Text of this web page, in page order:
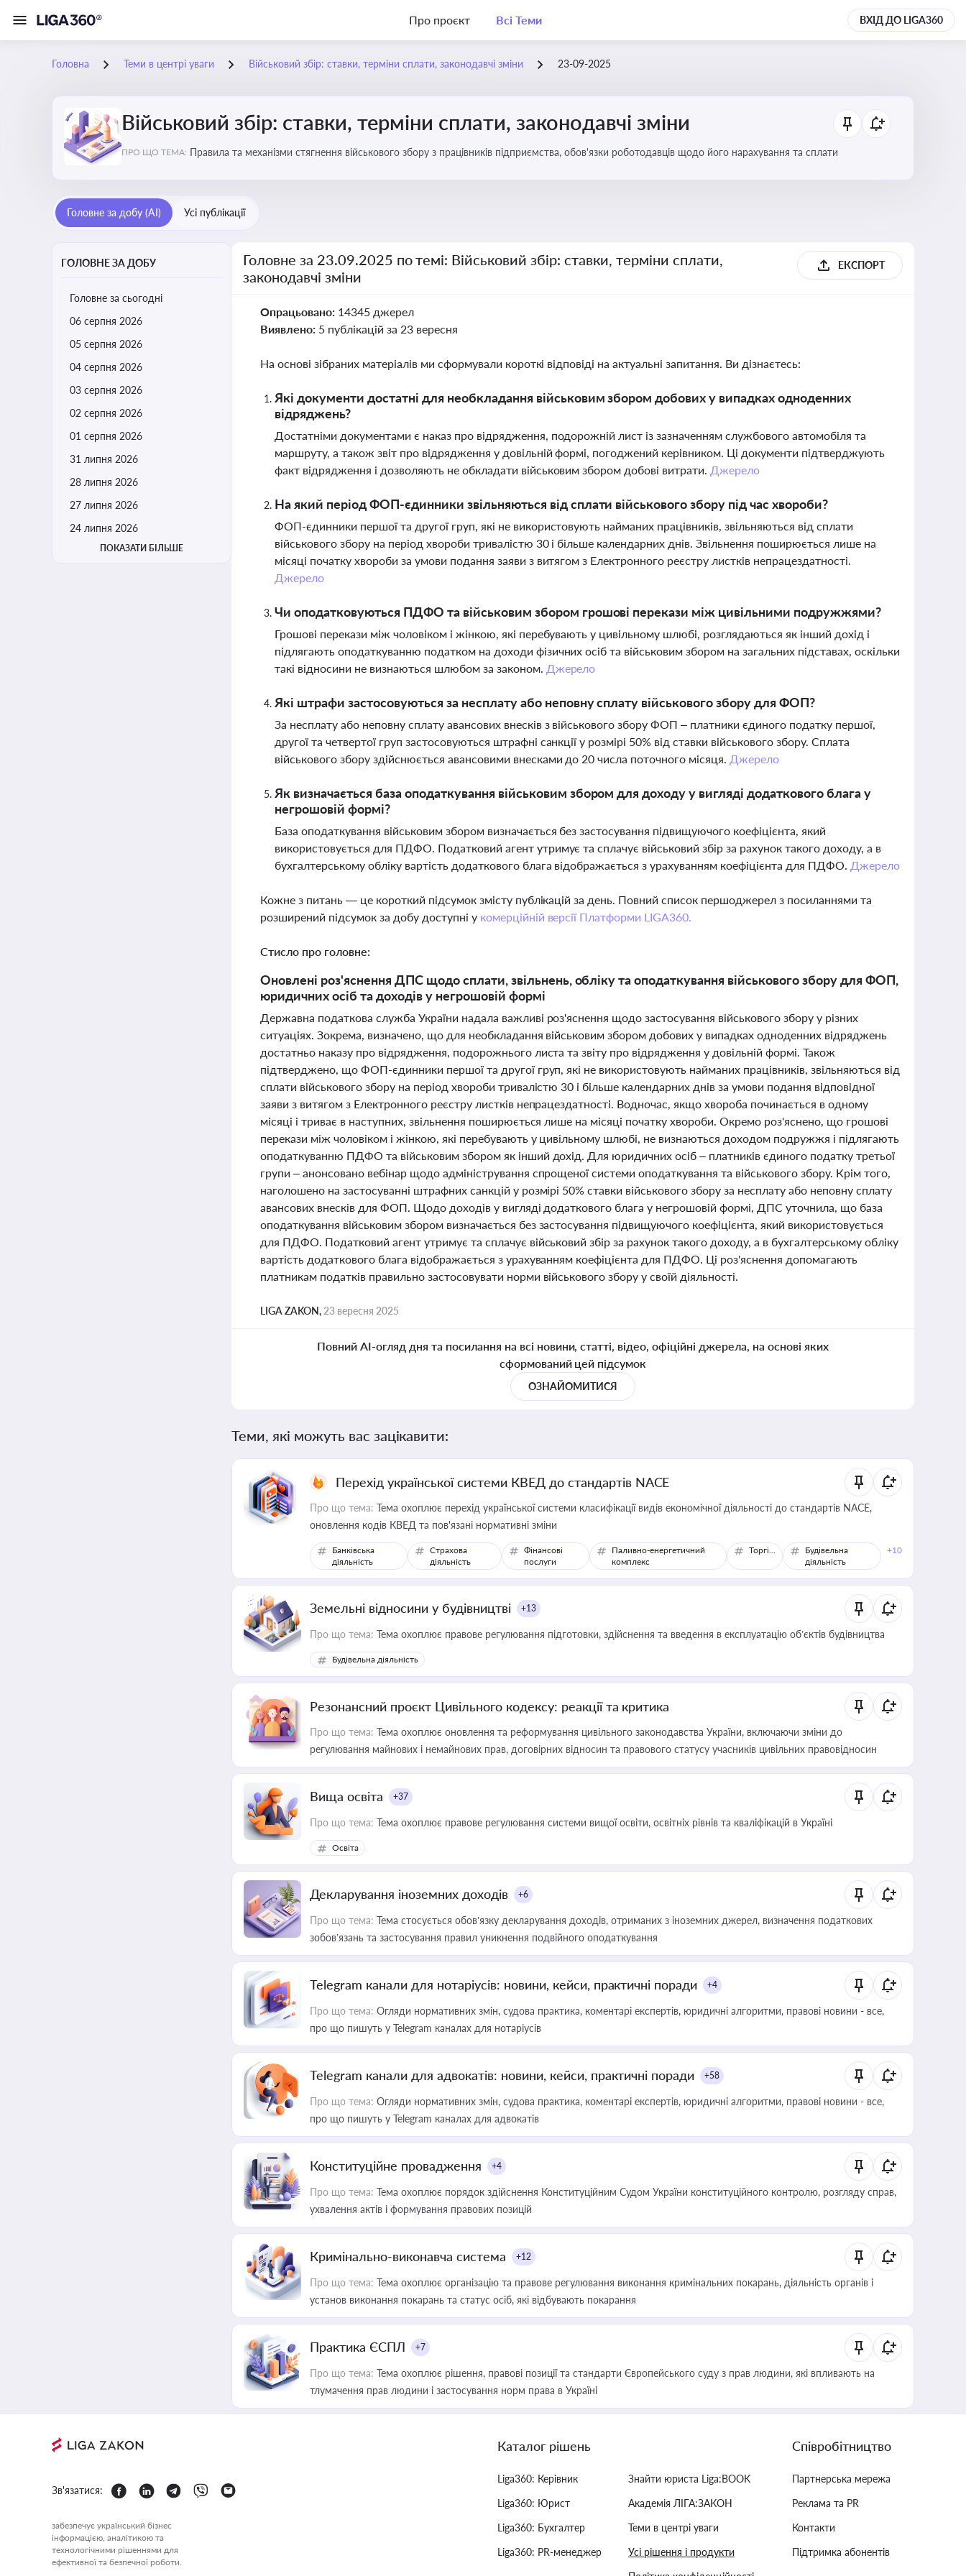
Про проєкт Всі Теми ВХІД ДО LIGA360
Головна Теми в центрі уваги Військовий збір: ставки, терміни сплати, законодавчі зміни 23-09-2025
Військовий збір: ставки, терміни сплати, законодавчі зміни
ПРО ЩО ТЕМА: Правила та механізми стягнення військового збору з працівників підприємства, обов'язки роботодавців щодо його нарахування та сплати
Головне за добу (AI) Усі публікації
ГОЛОВНЕ ЗА ДОБУ
Головне за сьогодні
06 серпня 2026
05 серпня 2026
04 серпня 2026
03 серпня 2026
02 серпня 2026
01 серпня 2026
31 липня 2026
28 липня 2026
27 липня 2026
24 липня 2026
ПОКАЗАТИ БІЛЬШЕ
Головне за 23.09.2025 по темі: Військовий збір: ставки, терміни сплати,
законодавчі зміни
ЕКСПОРТ
Опрацьовано: 14345 джерел
Виявлено: 5 публікацій за 23 вересня
На основі зібраних матеріалів ми сформували короткі відповіді на актуальні запитання. Ви дізнаєтесь:
Які документи достатні для необкладання військовим збором добових у випадках одноденних
відряджень?
Достатніми документами є наказ про відрядження, подорожній лист із зазначенням службового автомобіля та
маршруту, а також звіт про відрядження у довільній формі, погоджений керівником. Ці документи підтверджують
факт відрядження і дозволяють не обкладати військовим збором добові витрати. Джерело
На який період ФОП-єдинники звільняються від сплати військового збору під час хвороби?
ФОП-єдинники першої та другої груп, які не використовують найманих працівників, звільняються від сплати
військового збору на період хвороби тривалістю 30 і більше календарних днів. Звільнення поширюється лише на
місяці початку хвороби за умови подання заяви з витягом з Електронного реєстру листків непрацездатності.
Джерело
Чи оподатковуються ПДФО та військовим збором грошові перекази між цивільними подружжями?
Грошові перекази між чоловіком і жінкою, які перебувають у цивільному шлюбі, розглядаються як інший дохід і
підлягають оподаткуванню податком на доходи фізичних осіб та військовим збором на загальних підставах, оскільки
такі відносини не визнаються шлюбом за законом. Джерело
Які штрафи застосовуються за несплату або неповну сплату військового збору для ФОП?
За несплату або неповну сплату авансових внесків з військового збору ФОП – платники єдиного податку першої,
другої та четвертої груп застосовуються штрафні санкції у розмірі 50% від ставки військового збору. Сплата
військового збору здійснюється авансовими внесками до 20 числа поточного місяця. Джерело
Як визначається база оподаткування військовим збором для доходу у вигляді додаткового блага у
негрошовій формі?
База оподаткування військовим збором визначається без застосування підвищуючого коефіцієнта, який
використовується для ПДФО. Податковий агент утримує та сплачує військовий збір за рахунок такого доходу, а в
бухгалтерському обліку вартість додаткового блага відображається з урахуванням коефіцієнта для ПДФО. Джерело
Кожне з питань — це короткий підсумок змісту публікацій за день. Повний список першоджерел з посиланнями та
розширений підсумок за добу доступні у комерційній версії Платформи LIGA360.
Стисло про головне:
Оновлені роз'яснення ДПС щодо сплати, звільнень, обліку та оподаткування військового збору для ФОП,
юридичних осіб та доходів у негрошовій формі
Державна податкова служба України надала важливі роз'яснення щодо застосування військового збору у різних
ситуаціях. Зокрема, визначено, що для необкладання військовим збором добових у випадках одноденних відряджень
достатньо наказу про відрядження, подорожнього листа та звіту про відрядження у довільній формі. Також
підтверджено, що ФОП-єдинники першої та другої груп, які не використовують найманих працівників, звільняються від
сплати військового збору на період хвороби тривалістю 30 і більше календарних днів за умови подання відповідної
заяви з витягом з Електронного реєстру листків непрацездатності. Водночас, якщо хвороба починається в одному
місяці і триває в наступних, звільнення поширюється лише на місяці початку хвороби. Окремо роз'яснено, що грошові
перекази між чоловіком і жінкою, які перебувають у цивільному шлюбі, не визнаються доходом подружжя і підлягають
оподаткуванню ПДФО та військовим збором як інший дохід. Для юридичних осіб – платників єдиного податку третьої
групи – анонсовано вебінар щодо адміністрування спрощеної системи оподаткування та військового збору. Крім того,
наголошено на застосуванні штрафних санкцій у розмірі 50% ставки військового збору за несплату або неповну сплату
авансових внесків для ФОП. Щодо доходів у вигляді додаткового блага у негрошовій формі, ДПС уточнила, що база
оподаткування військовим збором визначається без застосування підвищуючого коефіцієнта, який використовується
для ПДФО. Податковий агент утримує та сплачує військовий збір за рахунок такого доходу, а в бухгалтерському обліку
вартість додаткового блага відображається з урахуванням коефіцієнта для ПДФО. Ці роз'яснення допомагають
платникам податків правильно застосовувати норми військового збору у своїй діяльності.
LIGA ZAKON, 23 вересня 2025
Повний AI-огляд дня та посилання на всі новини, статті, відео, офіційні джерела, на основі яких
сформований цей підсумок
ОЗНАЙОМИТИСЯ
Теми, які можуть вас зацікавити:
Перехід української системи КВЕД до стандартів NACE
Про що тема: Тема охоплює перехід української системи класифікації видів економічної діяльності до стандартів NACE,
оновлення кодів КВЕД та пов'язані нормативні зміни
Банківська
діяльність
Страхова
діяльність
Фінансові
послуги
Паливно-енергетичний
комплекс
Торгівля
Будівельна
діяльність
+10
Земельні відносини у будівництві +13
Про що тема: Тема охоплює правове регулювання підготовки, здійснення та введення в експлуатацію об’єктів будівництва
Будівельна діяльність
Резонансний проєкт Цивільного кодексу: реакції та критика
Про що тема: Тема охоплює оновлення та реформування цивільного законодавства України, включаючи зміни до
регулювання майнових і немайнових прав, договірних відносин та правового статусу учасників цивільних правовідносин
Вища освіта +37
Про що тема: Тема охоплює правове регулювання системи вищої освіти, освітніх рівнів та кваліфікацій в Україні
Освіта
Декларування іноземних доходів +6
Про що тема: Тема стосується обов’язку декларування доходів, отриманих з іноземних джерел, визначення податкових
зобов’язань та застосування правил уникнення подвійного оподаткування
Telegram канали для нотаріусів: новини, кейси, практичні поради +4
Про що тема: Огляди нормативних змін, судова практика, коментарі експертів, юридичні алгоритми, правові новини - все,
про що пишуть у Telegram каналах для нотаріусів
Telegram канали для адвокатів: новини, кейси, практичні поради +58
Про що тема: Огляди нормативних змін, судова практика, коментарі експертів, юридичні алгоритми, правові новини - все,
про що пишуть у Telegram каналах для адвокатів
Конституційне провадження +4
Про що тема: Тема охоплює порядок здійснення Конституційним Судом України конституційного контролю, розгляду справ,
ухвалення актів і формування правових позицій
Кримінально-виконавча система +12
Про що тема: Тема охоплює організацію та правове регулювання виконання кримінальних покарань, діяльність органів і
установ виконання покарань та статус осіб, які відбувають покарання
Практика ЄСПЛ +7
Про що тема: Тема охоплює рішення, правові позиції та стандарти Європейського суду з прав людини, які впливають на
тлумачення прав людини і застосування норм права в Україні
Зв'язатися:
забезпечує український бізнес
інформацією, аналітикою та
технологічними рішеннями для
ефективної та безпечної роботи.
Каталог рішень
Liga360: Керівник
Liga360: Юрист
Liga360: Бухгалтер
Liga360: PR-менеджер
Знайти юриста Liga:BOOK
Академія ЛІГА:ЗАКОН
Теми в центрі уваги
Усі рішення і продукти
Співробітництво
Партнерська мережа
Реклама та PR
Контакти
Підтримка абонентів